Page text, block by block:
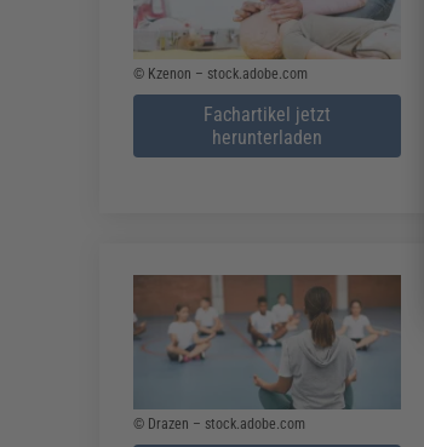
© Kzenon – stock.adobe.com
Fachartikel jetzt
herunterladen
© Drazen – stock.adobe.com